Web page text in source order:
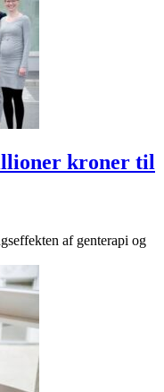
kroner til
af genterapi og